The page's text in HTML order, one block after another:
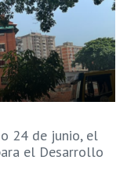
24 de junio, el
el Desarrollo